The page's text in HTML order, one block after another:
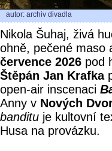
autor: archiv divadla
Nikola Šuhaj, živá
ohně, pečené
července 2026 pod
Štěpán Jan Krafka
open-air inscenaci
Anny v Nových
banditu je kultovní
Husa na provázku.